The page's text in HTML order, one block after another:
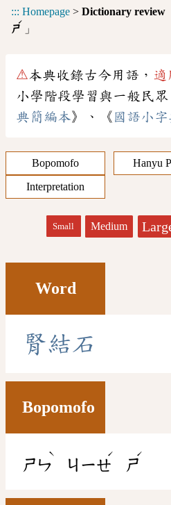
::: Homepage > Dictionary review
ㄕ
ˊ
」
⚠本典收錄古今用語， 適
小學階段學習與一般民
典簡編本》、《 國語小字
Bopomofo
Hanyu
Interpretation
Small Medium
Word
腎結石
Bopomofo
ㄕㄣ
ˋ
ㄐㄧㄝ
ˊ
ㄕ
ˊ